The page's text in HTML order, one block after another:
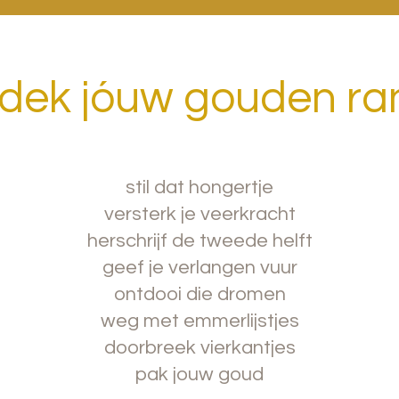
Start Lean
jóuw gouden
stil dat hongertje
versterk je veerkracht
herschrijf de tweede helft
geef je verlangen vuur
ontdooi die dromen
weg met emmerlijstjes
doorbreek vierkantjes
pak jouw goud